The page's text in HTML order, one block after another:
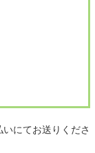
にてお送りくださ